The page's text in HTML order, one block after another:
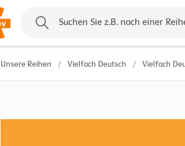
Suchen Sie z.B. nach einer
Kontakt
Unsere Reihen / Vielfach Deutsch / Vielfach